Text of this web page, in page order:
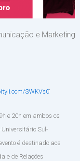
e Marketing
SWKVs0‘
e 20h em ambos os
Universitário Sul-
é destinado aos
e de Relações